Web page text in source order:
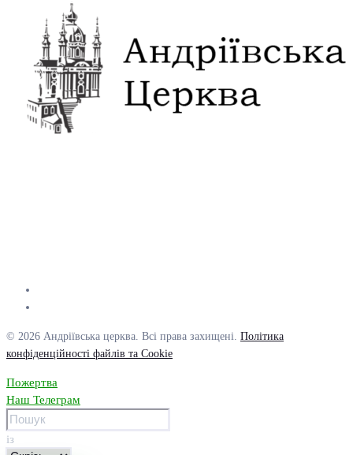
© 2026 Андріївська церква. Всі права захищені. Політика
конфіденційності файлів та Cookie
Пожертва
Наш Телеграм
із